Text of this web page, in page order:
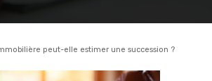
peut-elle estimer une succession ?